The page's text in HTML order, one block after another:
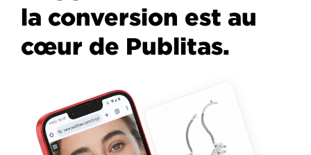
la conversion est au
cœur de Publitas.